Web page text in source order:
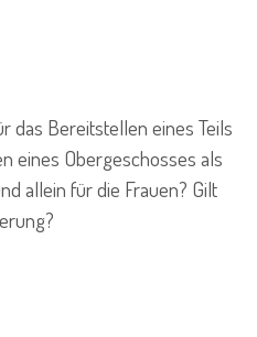
das Bereitstellen eines Teils
eines Obergeschosses als
allein für die Frauen? Gilt